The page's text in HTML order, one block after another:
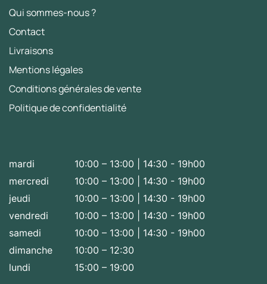
Qui sommes-nous ?
Contact
Livraisons
Mentions légales
Conditions générales de vente
Politique de confidentialité
mardi
10:00 – 13:00 | 14:30 - 19h00
mercredi
10:00 – 13:00 | 14:30 - 19h00
jeudi
10:00 – 13:00 | 14:30 - 19h00
vendredi
10:00 – 13:00 | 14:30 - 19h00
samedi
10:00 – 13:00 | 14:30 - 19h00
dimanche
10:00 – 12:30
lundi
15:00 – 19:00